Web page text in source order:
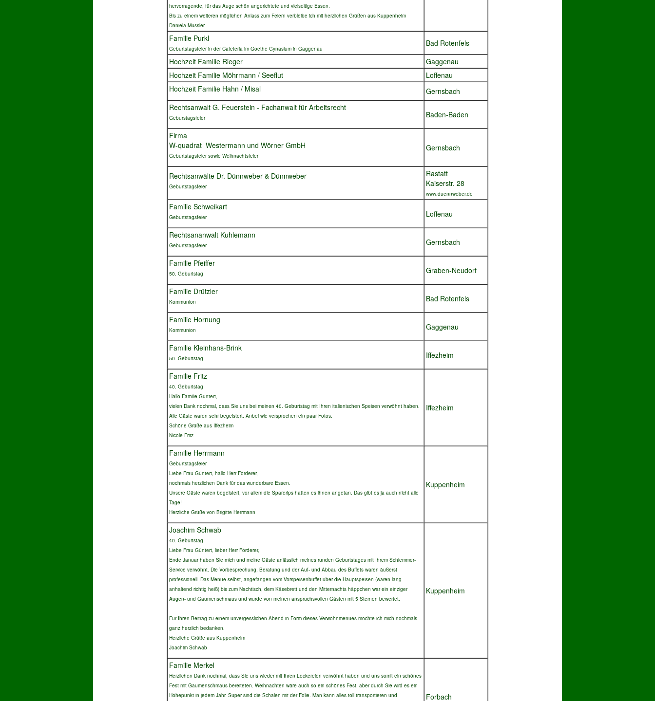
hervorragende, für das Auge schön angerichtete und vielseitige Essen.
Bis zu einem weiteren möglichen Anlass zum Feiern verbleibe ich mit herzlichen Grüßen aus Kuppenheim
Daniela Mussler
Familie Purkl
Geburtstagsfeier in der Cafeteria im Goethe Gynasium in Gaggenau
Bad Rotenfels
Hochzeit Familie Rieger
Gaggenau
Hochzeit Familie Möhrmann / Seeflut
Loffenau
Hochzeit Familie Hahn / Misal
Gernsbach
Rechtsanwalt G. Feuerstein - Fachanwalt für Arbeitsrecht
Geburstagsfeier Baden-Baden
Firma
W-quadrat Westermann und Wörner GmbH
Geburtstagsfeier sowie Weihnachtsfeier
Gernsbach
Rechtsanwälte Dr. Dünnweber & Dünnweber
Geburtstagsfeier
Rastatt
Kaiserstr. 28
www.duennweber.de
Familie Schweikart
Geburtstagsfeier Loffenau
Rechtsananwalt Kuhlemann
Geburtstagsfeier Gernsbach
Familie Pfeiffer
50. Geburtstag Graben-Neudorf
Familie Drützler
Kommunion Bad Rotenfels
Familie Hornung
Kommunion Gaggenau
Familie Kleinhans-Brink
50. Geburtstag Iffezheim
Familie Fritz
40. Geburtstag
Hallo Familie Güntert,
vielen Dank nochmal, dass Sie uns bei meinen 40. Geburtstag mit Ihren italienischen Speisen verwöhnt haben.
Alle Gäste waren sehr begeistert. Anbei wie versprochen ein paar Fotos.
Schöne Grüße aus Iffezheim
Nicole Fritz
Iffezheim
Familie Herrmann
Geburtstagsfeier
Liebe Frau Güntert, hallo Herr Förderer,
nochmals herzlichen Dank für das wunderbare Essen.
Unsere Gäste waren begeistert, vor allem die Sparerips hatten es ihnen angetan. Das gibt es ja auch nicht alle
Tage!
Herzliche Grüße von Brigitte Herrmann
Kuppenheim
Joachim Schwab
40. Geburtstag
Liebe Frau Güntert, lieber Herr Förderer,
Ende Januar haben Sie mich und meine Gäste anlässlich meines runden Geburtstages mit Ihrem Schlemmer-
Service verwöhnt. Die Vorbesprechung, Beratung und der Auf- und Abbau des Buffets waren äußerst
professionell. Das Menue selbst, angefangen vom Vorspeisenbuffet über die Hauptspeisen (waren lang
anhaltend richtig heiß) bis zum Nachtisch, dem Käsebrett und den Mitternachts häppchen war ein einziger
Augen- und Gaumenschmaus und wurde von meinen anspruchsvollen Gästen mit 5 Sternen bewertet.
Für Ihren Beitrag zu einem unvergesslichen Abend in Form dieses Verwöhnmenues möchte ich mich nochmals
ganz herzlich bedanken.
Herzliche Grüße aus Kuppenheim
Joachim Schwab
Kuppenheim
Familie Merkel
Herzlichen Dank nochmal, dass Sie uns wieder mit Ihren Leckereien verwöhnt haben und uns somit ein schönes
Fest mit Gaumenschmaus bereiteten. Weihnachten wäre auch so ein schönes Fest, aber durch Sie wird es ein
Höhepunkt in jedem Jahr. Super sind die Schalen mit der Folie. Man kann alles toll transportieren und
Forbach